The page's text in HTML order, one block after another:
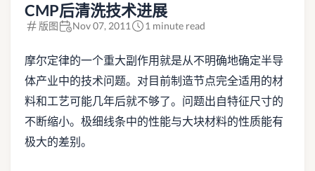
CMP后清洗技术进展
版图 Nov 07, 2011 1 minute read
摩尔定律的一个重大副作用就是从不明确地确定半导
体产业中的技术问题。对目前制造节点完全适用的材
料和工艺可能几年后就不够了。问题出自特征尺寸的
不断缩小。极细线条中的性能与大块材料的性质能有
极大的差别。